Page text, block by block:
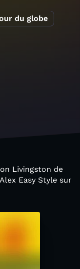
du globe
Livingston de
Easy Style sur